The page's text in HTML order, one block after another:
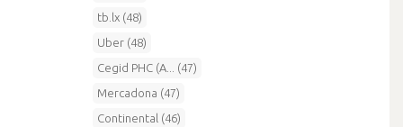
tb.lx (48)
Uber (48)
Cegid PHC (A... (47)
Mercadona (47)
Continental (46)